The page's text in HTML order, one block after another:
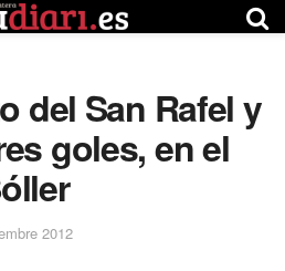
del San Rafel y
goles, en el
2012